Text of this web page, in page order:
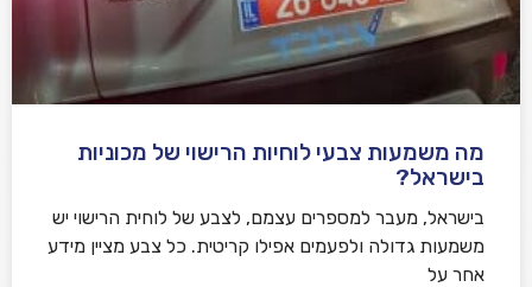
מה משמעות צבעי לוחיות הרישוי של מכוניות
בישראל?
בישראל, מעבר למספרים עצמם, לצבע של לוחית הרישוי יש
משמעות גדולה ולפעמים אפילו קריטית. כל צבע מציין מידע
אחר על